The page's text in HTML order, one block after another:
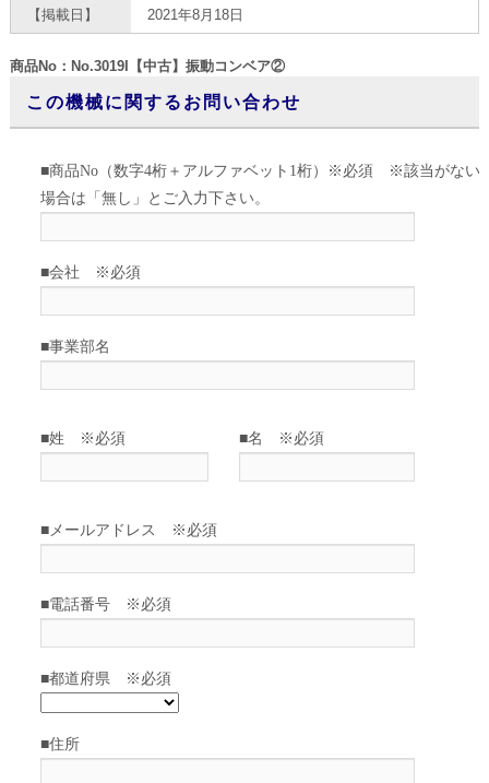
【掲載日】 2021年8月18日
商品No：No.3019I【中古】振動コンベア②
この機械に関するお問い合わせ